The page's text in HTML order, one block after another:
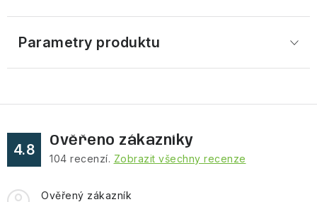
Parametry produktu
4.8
Ověřeno zákazníky
104 recenzí. Zobrazit všechny recenze
Ověřený zákazník